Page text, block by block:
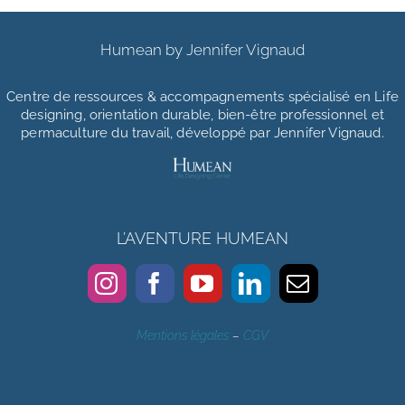
Humean by Jennifer Vignaud
Centre de ressources & accompagnements spécialisé en Life
designing, orientation durable, bien-être professionnel et
permaculture du travail, développé par Jennifer Vignaud.
L’AVENTURE HUMEAN
Mentions légales – CGV